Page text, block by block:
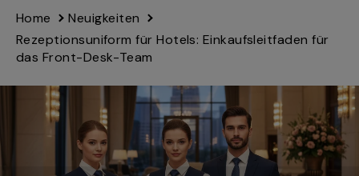
Home
Neuigkeiten
Rezeptionsuniform für Hotels: Einkaufsleitfaden für
das Front-Desk-Team